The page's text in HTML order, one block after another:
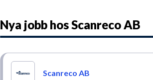
Nya jobb hosScanreco AB
Scanreco AB